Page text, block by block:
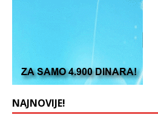
NAJNOVIJE!